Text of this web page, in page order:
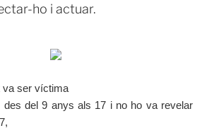
ho i actuar.
va ser víctima
des del 9 anys als 17 i no ho va revelar